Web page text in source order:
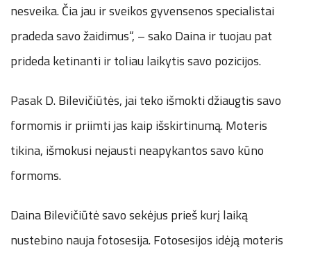
nesveika. Čia jau ir sveikos gyvensenos specialistai
pradeda savo žaidimus“, – sako Daina ir tuojau pat
prideda ketinanti ir toliau laikytis savo pozicijos.
Pasak D. Bilevičiūtės, jai teko išmokti džiaugtis savo
formomis ir priimti jas kaip išskirtinumą. Moteris
tikina, išmokusi nejausti neapykantos savo kūno
formoms.
Daina Bilevičiūtė savo sekėjus prieš kurį laiką
nustebino nauja fotosesija. Fotosesijos idėją moteris